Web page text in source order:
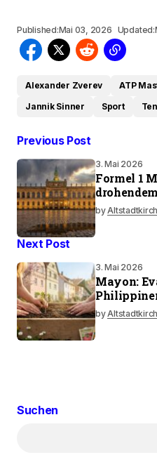
Published:Mai 03, 2026 Updated:
Alexander Zverev ATP
Jannik Sinner
Sport
Previous Post
3. Mai 2026
Formel 1
by
Next Post
3. Mai 2026
Mayon:
by
Suchen